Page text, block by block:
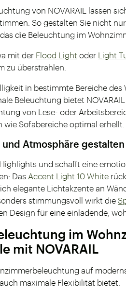
von NOVARAIL lassen
So gestalten Sie nicht
die Beleuchtung im
mit der Flood Light oder Light
zu überstrahlen.
in bestimmte Bereiche
Beleuchtung bietet
von Lese- oder
Sofabereiche optimal erhellt.
Atmosphäre gestalten
und schafft eine
Das Accent Light 10 White
elegante Lichtakzente an
stimmungsvoll wirkt die
Design für eine einladende,
im
mit NOVARAIL
auf
maximale Flexibilität bietet: